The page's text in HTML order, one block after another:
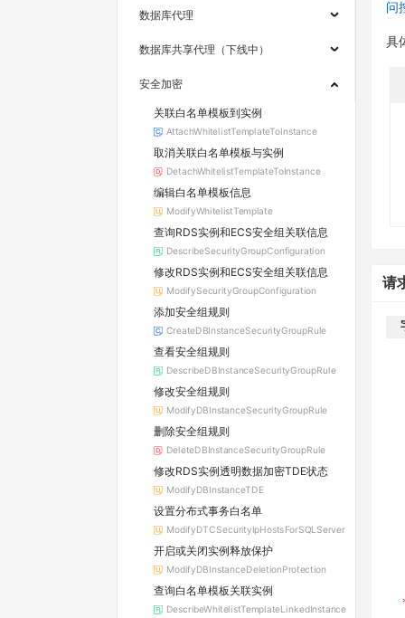
数据库代理
数据库共享代理（下线中）
安全加密
关联白名单模板到实例
AttachWhitelistTemplateToInstance
取消关联白名单模板与实例
DetachWhitelistTemplateToInstance
编辑白名单模板信息
ModifyWhitelistTemplate
查询RDS实例和ECS安全组关联信息
DescribeSecurityGroupConfiguration
修改RDS实例和ECS安全组关联信息
ModifySecurityGroupConfiguration
添加安全组规则
CreateDBInstanceSecurityGroupRule
查看安全组规则
DescribeDBInstanceSecurityGroupRule
修改安全组规则
ModifyDBInstanceSecurityGroupRule
删除安全组规则
DeleteDBInstanceSecurityGroupRule
修改RDS实例透明数据加密TDE状态
ModifyDBInstanceTDE
设置分布式事务白名单
ModifyDTCSecurityIpHostsForSQLServer
开启或关闭实例释放保护
ModifyDBInstanceDeletionProtection
查询白名单模板关联实例
DescribeWhitelistTemplateLinkedInstance
问
具
请